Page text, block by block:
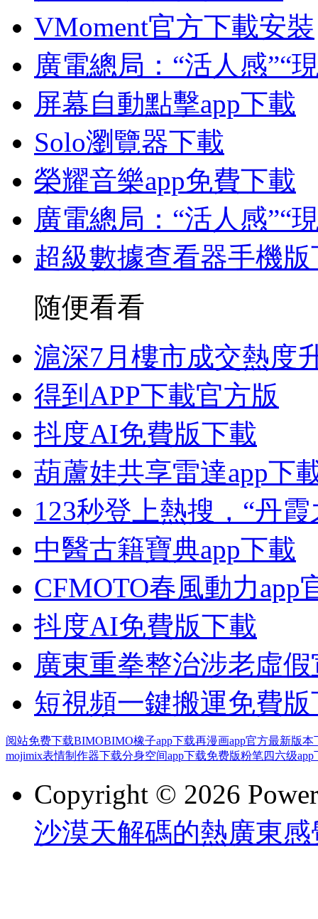
VMoment官方下載安裝
廣電總局：“活人感”“
屏幕自動點擊app下載
Solo瀏覽器下載
榮耀音樂app免費下載
廣電總局：“活人感”“
超級數據查看器手機版
随便看看
滬深7月樓市成交熱度
得到APP下載官方版
抖度AI免費版下載
葫蘆娃共享雷達app下
123秒登上熱搜，“丹
中醫古籍寶典app下載
CFMOTO春風動力app
抖度AI免費版下載
廣東重拳整治涉老虛
短視頻一鍵搬運免費版
阅站免费下载BIMOBIMO橡子app下载再漫画app官方最新版本
mojimix表情制作器下载分身空间app下载免费版粉笔四六级app
Copyright © 2026
沙漠天解碼的熱廣東感